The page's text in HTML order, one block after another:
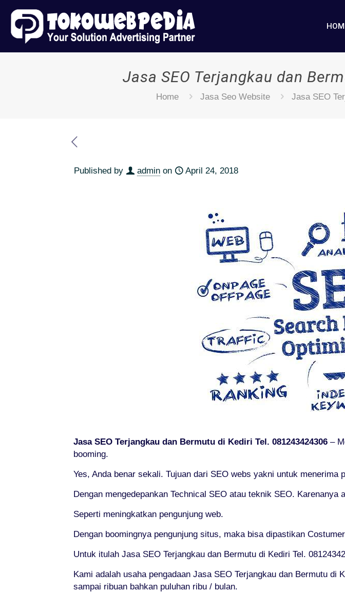
Jasa SEO Terjangkau dan
Home Jasa Seo Website Jasa SEO
Published by admin on April 24, 2018
Jasa SEO Terjangkau dan Bermutu di Kediri Tel. 081243424306–
booming.
Yes, Anda benar sekali. Tujuan dari SEO webs yakni untuk menerima
Dengan mengedepankan Technical SEO atau teknik SEO. Karenanya
Seperti meningkatkan pengunjung web.
Dengan boomingnya pengunjung situs, maka bisa dipastikan
Untuk itulah Jasa SEO Terjangkau dan Bermutu di Kediri Tel.
Kami adalah usaha pengadaan Jasa SEO Terjangkau dan Bermutu di
sampai ribuan bahkan puluhan ribu / bulan.